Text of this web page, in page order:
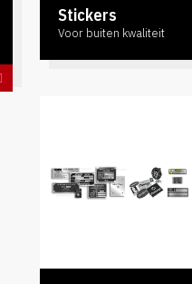
Stickers
Voor buiten kwaliteit